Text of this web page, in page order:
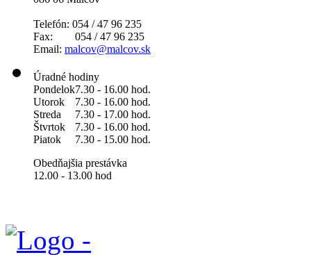
Telefón: 054 / 47 96 235
Fax: 054 / 47 96 235
Email: malcov@malcov.sk
Úradné hodiny
Pondelok7.30 - 16.00 hod.
Utorok
7.30 - 16.00 hod.
Streda
7.30 - 17.00 hod.
Štvrtok
7.30 - 16.00 hod.
Piatok
7.30 - 15.00 hod.
Obedňajšia prestávka
12.00 - 13.00 hod